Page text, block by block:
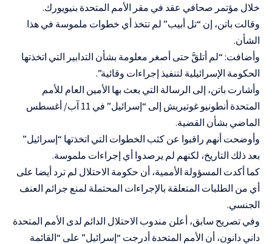
خلال مؤتمر صحافي عقد في مقر الأمم المتحدة بنيويورك.
وقالت باتن، إن “تل أبيب” لم تتخذ أي خطوات ملموسة في هذا
الشأن.
وأضافت: “لم أتلقَّ حتى أصغر معلومة بشأن التدابير التي اتخذتها
الحكومة الإسرائيلية لتنفيذ إجراءات وقائية”.
وأشارت باتن، إلى الرسالة التي بعث بها الأمين العام للأمم
المتحدة أنطونيو غوتيريش إلى “إسرائيل” في 11 آب/ أغسطس
الماضي بشأن القضية.
وأوضحت أنهم راقبوا عن كثب الخطوات التي اتخذتها “إسرائيل”
بعد ذلك التاريخ، لكنهم لم يرصدوا أي إجراءات ملموسة.
كما أكدت المسؤولة الأممية، أن حكومة الاحتلال لم ترد أيضا على
أي من الطلبات المتعلقة بالإجراءات المحتملة لمنع جرائم العنف
الجنسي.
وفي تصريح سابق، أعلن مندوب الاحتلال الدائم لدى الأمم المتحدة
داني دانون، أن الأمم المتحدة أدرجت “إسرائيل” على “القائمة